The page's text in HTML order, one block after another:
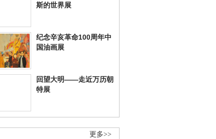
斯的世界展
纪念辛亥革命100周年中
国油画展
回望大明——走近万历朝
特展
更多>>